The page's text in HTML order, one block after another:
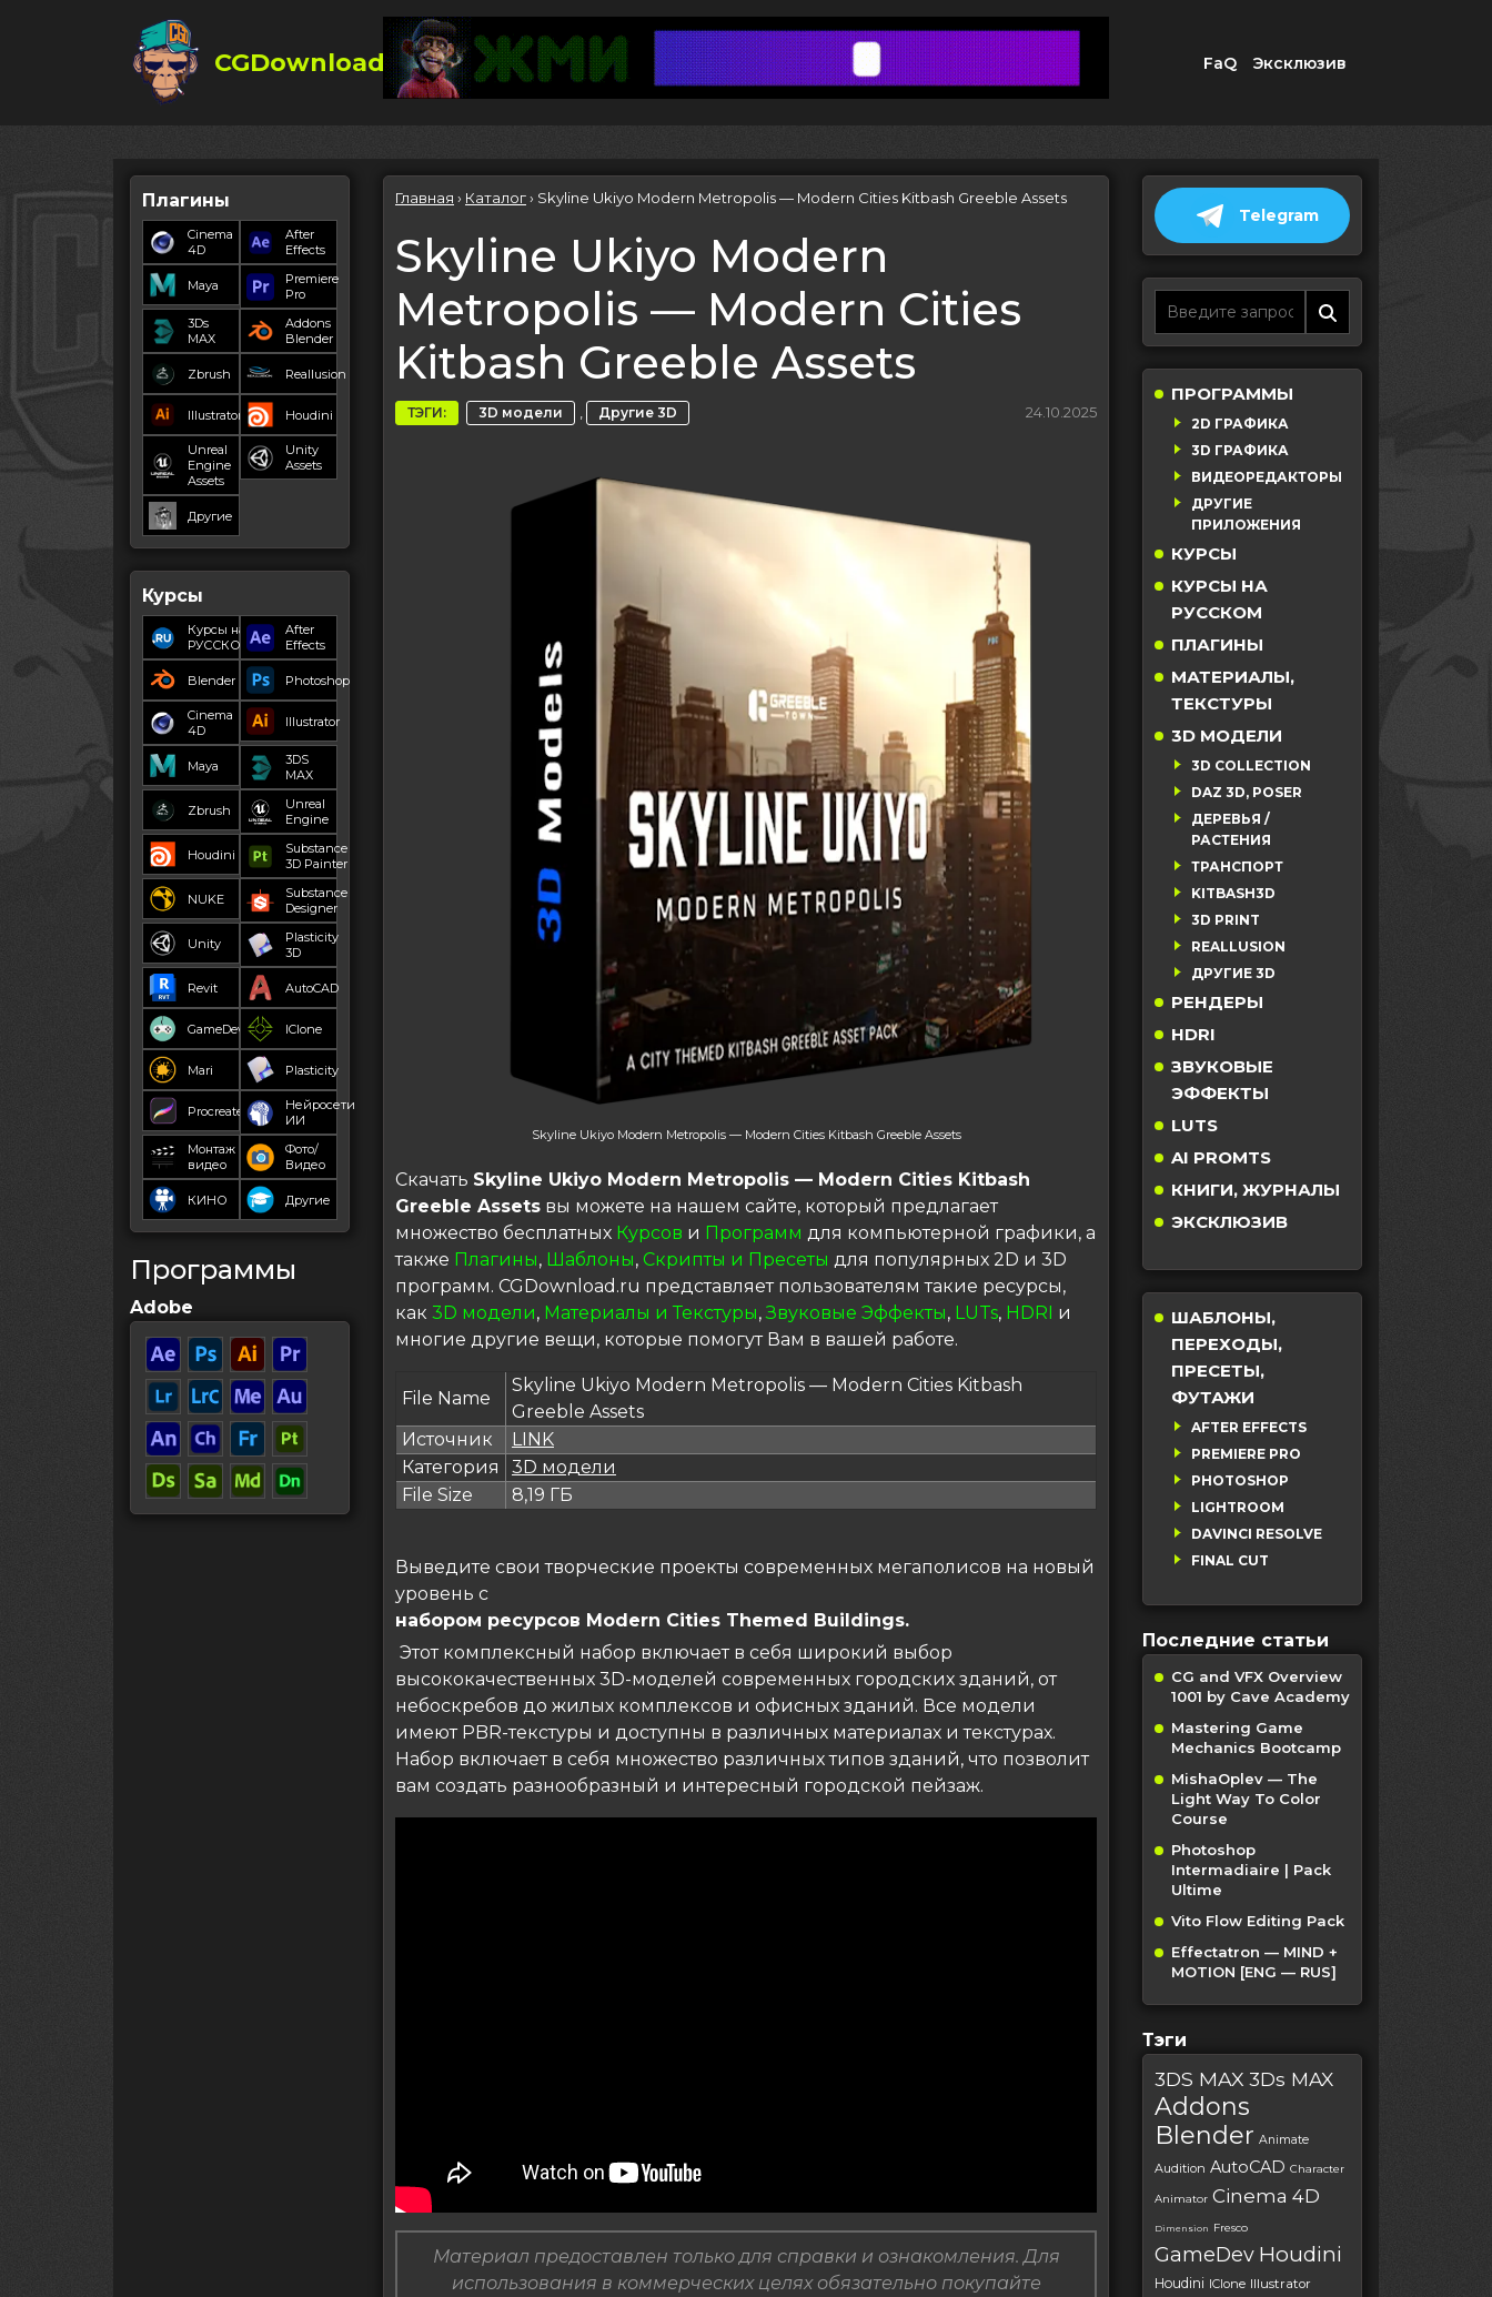
CGDownload FaQ Эксклюзив
Плагины
Cinema
4D
After
Effects
Maya
Premiere
Pro
3Ds
MAX
Addons
Blender
Zbrush Reallusion
Illustrator Houdini
Unreal
Engine
Assets
Unity
Assets
Другие
Курсы
Курсы на
РУССКОМ
After
Effects
Blender Photoshop
Cinema
4D
Illustrator
Maya
3DS
MAX
Zbrush
Unreal
Engine
Houdini
Substance
3D Painter
NUKE
Substance
Designer
Unity
Plasticity
3D
Revit AutoCAD
GameDev IClone
Mari Plasticity
Procreate
Нейросети
ИИ
Монтаж
видео
Фото/
Видео
КИНО Другие
Программы
Adobe
Главная › Каталог› Skyline Ukiyo Modern Metropolis — Modern Cities Kitbash Greeble Assets
Skyline Ukiyo Modern
Metropolis — Modern Cities
Kitbash Greeble Assets
ТЭГИ: 3D модели , Другие 3D 24.10.2025
Skyline Ukiyo Modern Metropolis — Modern Cities Kitbash Greeble Assets
Скачать Skyline Ukiyo Modern Metropolis — Modern Cities Kitbash
Greeble Assets вы можете на нашем сайте, который предлагает
множество бесплатных Курсов и Программ для компьютерной графики, а
также Плагины, Шаблоны, Скрипты и Пресеты для популярных 2D и 3D
программ. CGDownload.ru представляет пользователям такие ресурсы,
как 3D модели, Материалы и Текстуры,Звуковые Эффекты, LUTs, HDRI и
многие другие вещи, которые помогут Вам в вашей работе.
File Name
Skyline Ukiyo Modern Metropolis — Modern Cities Kitbash
Greeble Assets
Источник
LINK
Категория
3D модели
File Size
8,19 ГБ
Выведите свои творческие проекты современных мегаполисов на новый
уровень с
набором ресурсов Modern Cities Themed Buildings.
Этот комплексный набор включает в себя широкий выбор
высококачественных 3D-моделей современных городских зданий, от
небоскребов до жилых комплексов и офисных зданий. Все модели
имеют PBR-текстуры и доступны в различных материалах и текстурах.
Набор включает в себя множество различных типов зданий, что позволит
вам создать разнообразный и интересный городской пейзаж.
Материал предоставлен только для справки и ознакомления. Для
использования в коммерческих целях обязательно покупайте
Telegram
ПРОГРАММЫ
2D ГРАФИКА
3D ГРАФИКА
ВИДЕОРЕДАКТОРЫ
ДРУГИЕ
ПРИЛОЖЕНИЯ
КУРСЫ
КУРСЫ НА
РУССКОМ
ПЛАГИНЫ
МАТЕРИАЛЫ,
ТЕКСТУРЫ
3D МОДЕЛИ
3D COLLECTION
DAZ 3D, POSER
ДЕРЕВЬЯ /
РАСТЕНИЯ
ТРАНСПОРТ
KITBASH3D
3D PRINT
REALLUSION
ДРУГИЕ 3D
РЕНДЕРЫ
HDRI
ЗВУКОВЫЕ
ЭФФЕКТЫ
LUTS
AI PROMTS
КНИГИ, ЖУРНАЛЫ
ЭКСКЛЮЗИВ
ШАБЛОНЫ,
ПЕРЕХОДЫ,
ПРЕСЕТЫ,
ФУТАЖИ
AFTER EFFECTS
PREMIERE PRO
PHOTOSHOP
LIGHTROOM
DAVINCI RESOLVE
FINAL CUT
Последние статьи
CG and VFX Overview
1001 by Cave Academy
Mastering Game
Mechanics Bootcamp
MishaOplev — The
Light Way To Color
Course
Photoshop
Intermadiaire | Pack
Ultime
Vito Flow Editing Pack
Effectatron — MIND +
MOTION [ENG — RUS]
Тэги
3DS MAX 3Ds MAX
Addons
Blender Animate
Audition AutoCAD Character
Animator Cinema 4D
Dimension Fresco
GameDev Houdini
Houdini IClone Illustrator